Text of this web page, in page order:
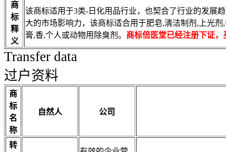
商
标
释
义
该商标适用于3类-日化用品行业，也契合了行业的发展
大的市场影响力，该商标适合用于肥皂,清洁制剂,上光
膏,香,个人或动物用除臭剂。 商标倍医堂已经注册下证
Transfer data
过户资料
商
标
名
称
自然人 公司
转